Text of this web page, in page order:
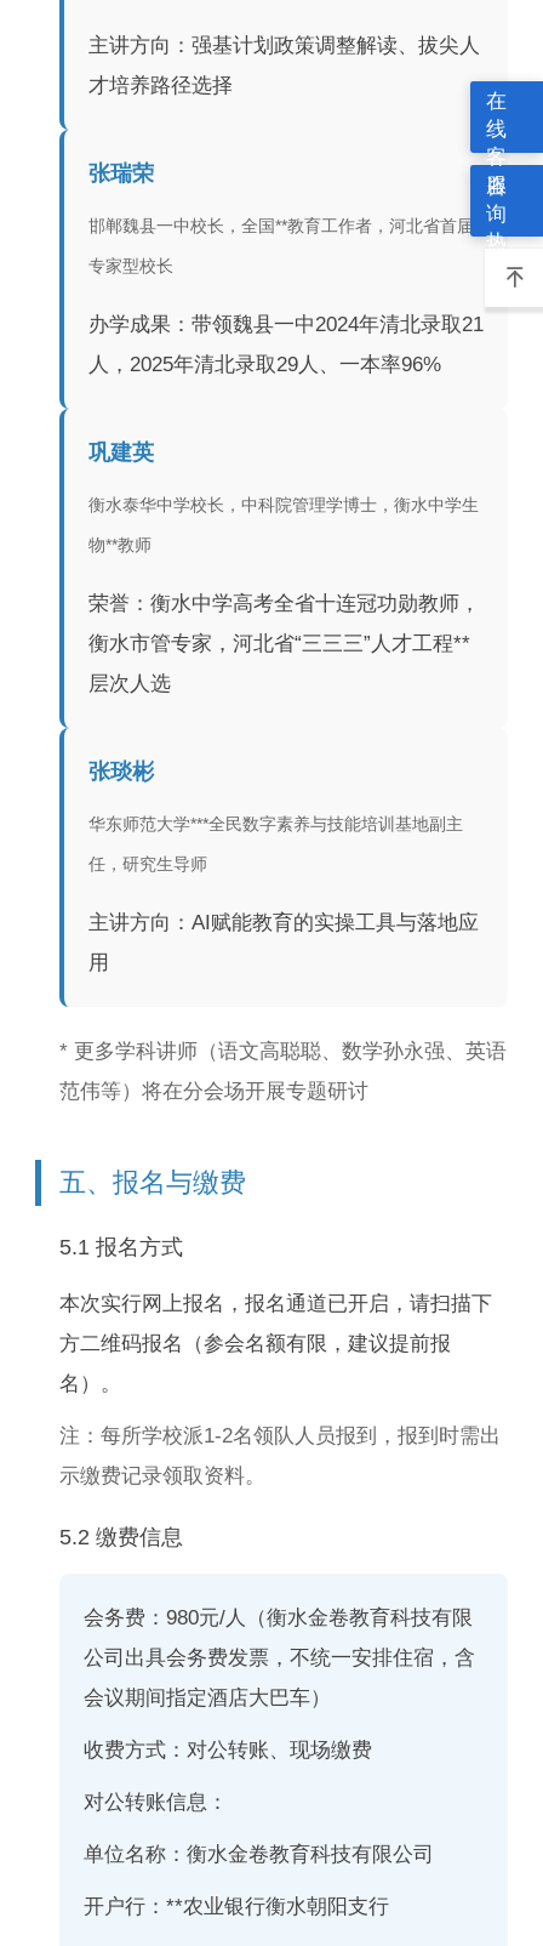
主讲方向：强基计划政策调整解读、拔尖人
才培养路径选择
张瑞荣
邯郸魏县一中校长，全国**教育工作者，河北省首届
专家型校长
办学成果：带领魏县一中2024年清北录取21
人，2025年清北录取29人、一本率96%
巩建英
衡水泰华中学校长，中科院管理学博士，衡水中学生
物**教师
荣誉：衡水中学高考全省十连冠功勋教师，
衡水市管专家，河北省“三三三”人才工程**
层次人选
张琰彬
华东师范大学***全民数字素养与技能培训基地副主
任，研究生导师
主讲方向：AI赋能教育的实操工具与落地应
用
* 更多学科讲师（语文高聪聪、数学孙永强、英语
范伟等）将在分会场开展专题研讨
五、报名与缴费
5.1 报名方式
本次实行网上报名，报名通道已开启，请扫描下
方二维码报名（参会名额有限，建议提前报
名）。
注：每所学校派1-2名领队人员报到，报到时需出
示缴费记录领取资料。
5.2 缴费信息
会务费： 980元/人（衡水金卷教育科技有限
公司出具会务费发票，不统一安排住宿，含
会议期间指定酒店大巴车）
收费方式： 对公转账、现场缴费
对公转账信息：
单位名称：衡水金卷教育科技有限公司
开户行：**农业银行衡水朝阳支行
在
线
客
服
咨
询
热
线